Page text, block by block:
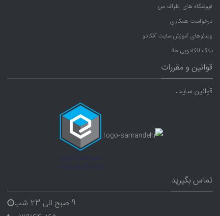
فروشگاه های اطراف من
درخواست همکاری
ویدئوهای آموزش سایت آفکادو
بلاگ آفکادویی ها!
قوانین و مقررات
قوانین سایت
تماس بگیرید
9 صبح الی 23 شب